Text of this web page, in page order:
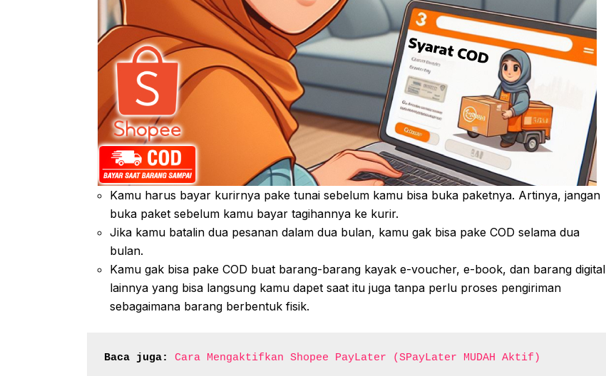
Kamu harus bayar kurirnya pake tunai sebelum kamu bisa buka paketnya. Artinya, jangan
buka paket sebelum kamu bayar tagihannya ke kurir.
Jika kamu batalin dua pesanan dalam dua bulan, kamu gak bisa pake COD selama dua
bulan.
Kamu gak bisa pake COD buat barang-barang kayak e-voucher, e-book, dan barang digital
lainnya yang bisa langsung kamu dapet saat itu juga tanpa perlu proses pengiriman
sebagaimana barang berbentuk fisik.
Baca juga: Cara Mengaktifkan Shopee PayLater (SPayLater MUDAH Aktif)